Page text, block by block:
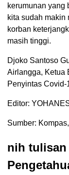
kerumunan yang
kita sudah makin
korban
masih tinggi.
Djoko Santoso
Airlangga, Ketua
Penyintas Covid-
Editor:
Sumber:
nih tulisan